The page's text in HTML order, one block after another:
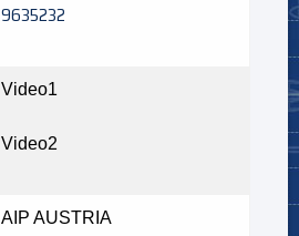
9635232
Video1
Video2
AIP AUSTRIA